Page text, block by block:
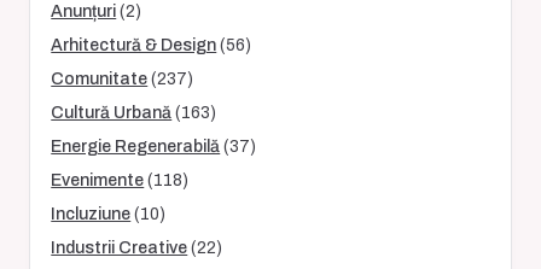
Anunțuri (2)
Arhitectură & Design (56)
Comunitate (237)
Cultură Urbană (163)
Energie Regenerabilă (37)
Evenimente (118)
Incluziune (10)
Industrii Creative (22)